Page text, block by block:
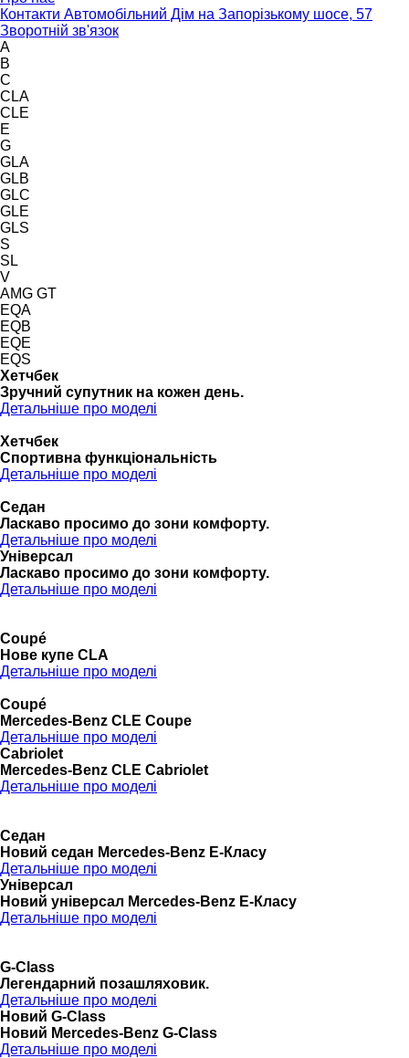
Контакти Автомобільний Дім на Запорізькому шосе, 57
Зворотній зв'язок
A
B
C
CLA
CLE
E
G
GLA
GLB
GLC
GLE
GLS
S
SL
V
AMG GT
EQA
EQB
EQE
EQS
Хетчбек
Зручний супутник на кожен день.
Детальніше про моделі
Хетчбек
Спортивна функціональність
Детальніше про моделі
Седан
Ласкаво просимо до зони комфорту.
Детальніше про моделі
Універсал
Ласкаво просимо до зони комфорту.
Детальніше про моделі
Coupé
Нове купе CLA
Детальніше про моделі
Coupé
Mercedes-Benz CLE Coupe
Детальніше про моделі
Cabriolet
Mercedes-Benz CLE Cabriolet
Детальніше про моделі
Седан
Новий седан Mercedes-Benz Е-Класу
Детальніше про моделі
Універсал
Новий універсал Mercedes-Benz E-Класу
Детальніше про моделі
G-Class
Легендарний позашляховик.
Детальніше про моделі
Новий G-Class
Новий Mercedes-Benz G-Class
Детальніше про моделі